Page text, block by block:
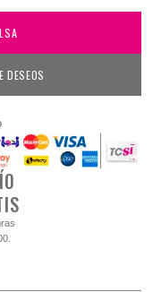
DESEOS